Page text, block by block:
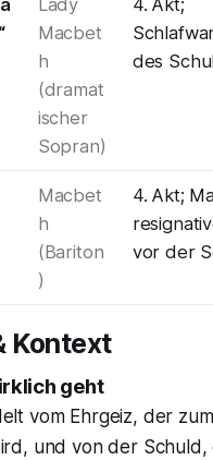
Macbet
h
(dramat
ischer
Sopran)
des
Macbet
h
(Bariton
)
4. Akt;
vor der
Kontext
geht
vom Ehrgeiz, der zum
und von der Schuld,